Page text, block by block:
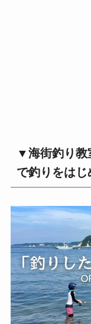
▼海街釣り教
で釣りをはじ